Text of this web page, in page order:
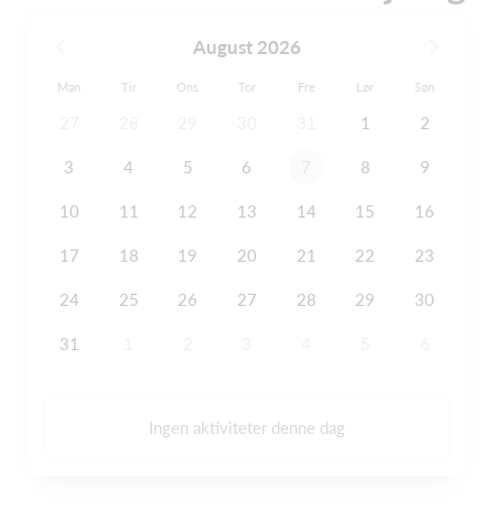
August 2026
Man Tir Ons Tor Fre Lør Søn
1 2
3 4 5 6 7 8 9
10 11 12 13 14 15 16
17 18 19 20 21 22 23
24 25 26 27 28 29 30
31
Ingen aktiviteter denne dag